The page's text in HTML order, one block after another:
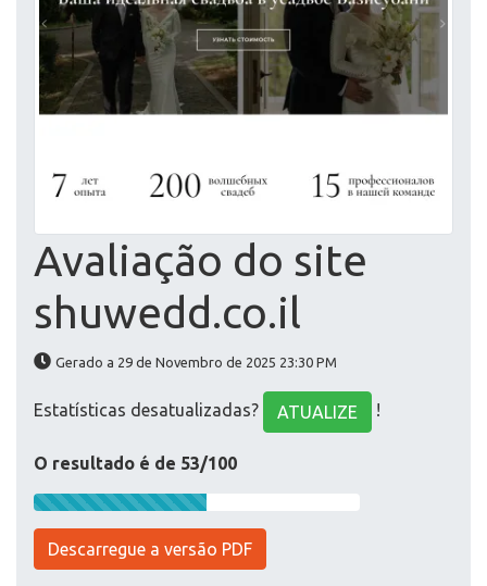
Avaliação do site
shuwedd.co.il
Gerado a 29 de Novembro de 2025 23:30 PM
Estatísticas desatualizadas? ATUALIZE !
O resultado é de 53/100
Descarregue a versão PDF